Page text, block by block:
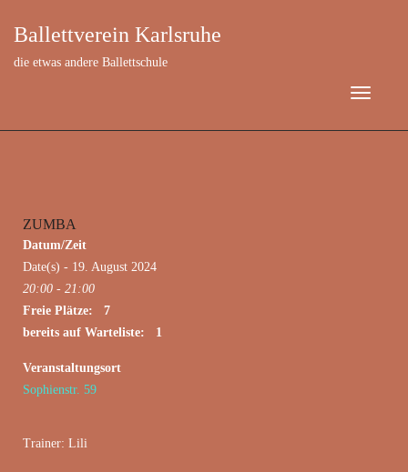
Ballettverein Karlsruhe
die etwas andere Ballettschule
August 19, 2024
ZUMBA
Datum/Zeit
Date(s) - 19. August 2024
20:00 - 21:00
Freie Plätze: 7
bereits auf Warteliste: 1
Veranstaltungsort
Sophienstr. 59
Trainer: Lili